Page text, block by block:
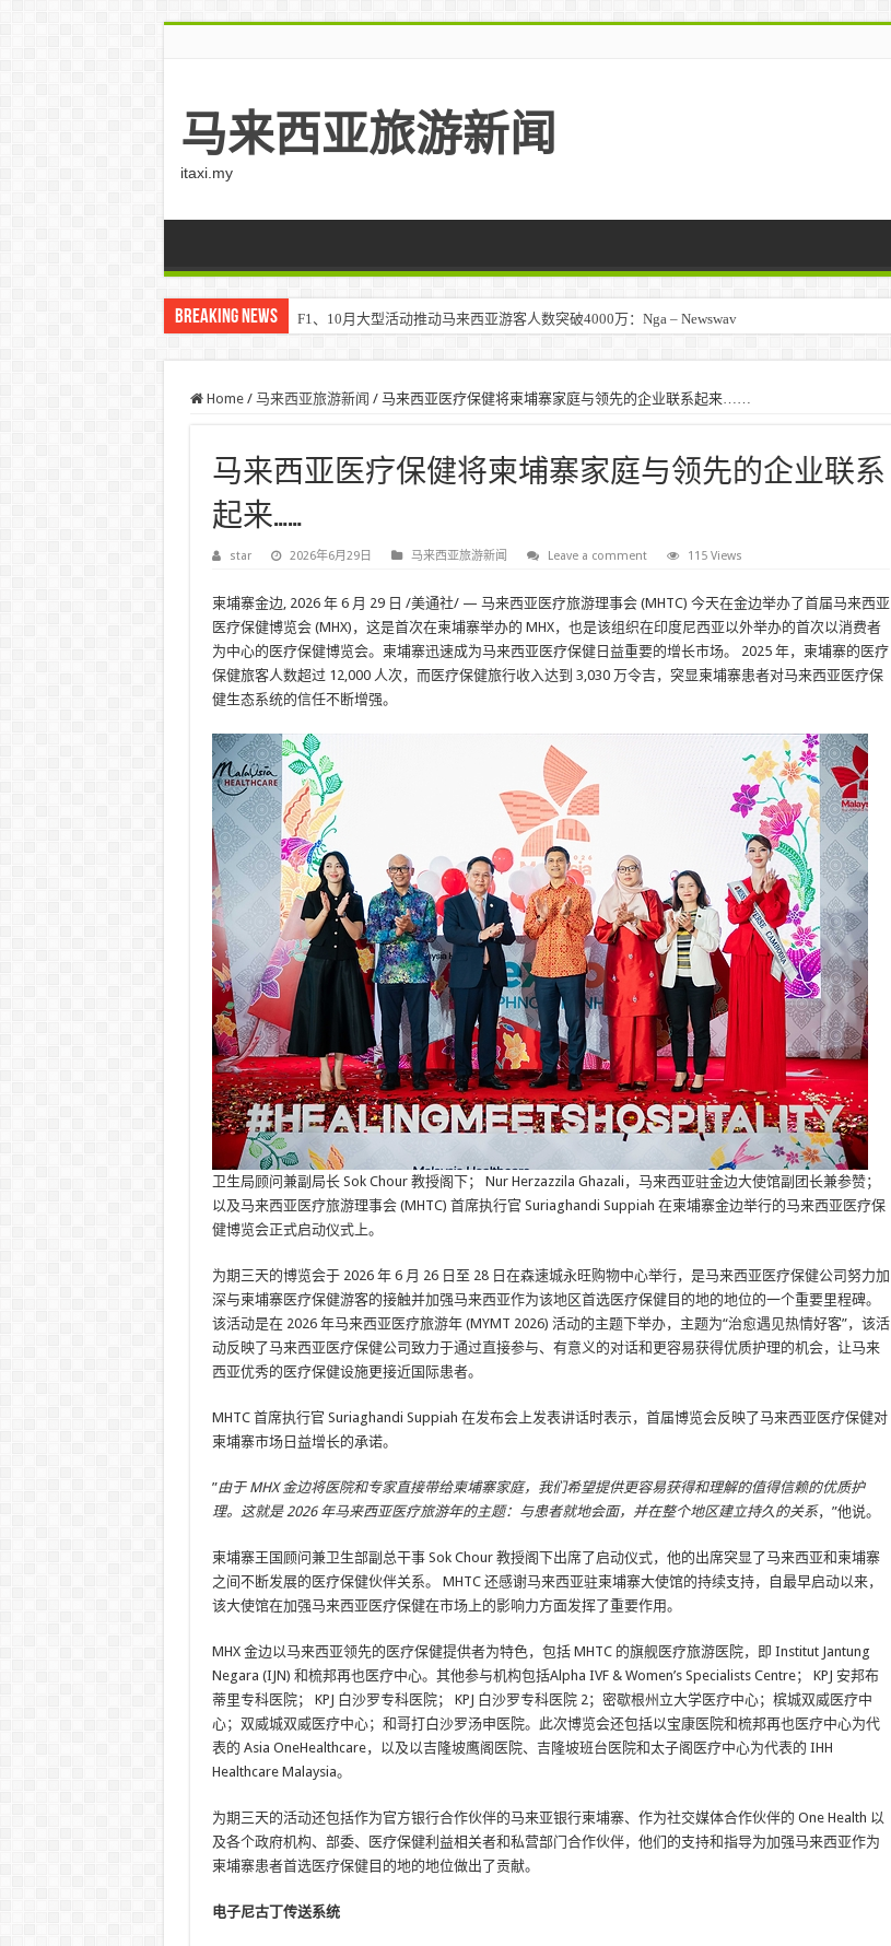
马来西亚旅游新闻
itaxi.my
Breaking News F1、10月大型活动推动马来西亚游客人数突破4000万：Nga – Newswav
Home / 马来西亚旅游新闻 / 马来西亚医疗保健将柬埔寨家庭与领先的企业联系起来……
马来西亚医疗保健将柬埔寨家庭与领先的企业联系
起来……
star 2026年6月29日 马来西亚旅游新闻 Leave a comment 115 Views
柬埔寨金边, 2026 年 6 月 29 日 /美通社/ — 马来西亚医疗旅游理事会 (MHTC) 今天在金边举办了首届马来西亚
医疗保健博览会 (MHX)，这是首次在柬埔寨举办的 MHX，也是该组织在印度尼西亚以外举办的首次以消费者
为中心的医疗保健博览会。柬埔寨迅速成为马来西亚医疗保健日益重要的增长市场。 2025 年，柬埔寨的医疗
保健旅客人数超过 12,000 人次，而医疗保健旅行收入达到 3,030 万令吉，突显柬埔寨患者对马来西亚医疗保
健生态系统的信任不断增强。
卫生局顾问兼副局长 Sok Chour 教授阁下； Nur Herzazzila Ghazali，马来西亚驻金边大使馆副团长兼参赞；
以及马来西亚医疗旅游理事会 (MHTC) 首席执行官 Suriaghandi Suppiah 在柬埔寨金边举行的马来西亚医疗保
健博览会正式启动仪式上。
为期三天的博览会于 2026 年 6 月 26 日至 28 日在森速城永旺购物中心举行，是马来西亚医疗保健公司努力加
深与柬埔寨医疗保健游客的接触并加强马来西亚作为该地区首选医疗保健目的地的地位的一个重要里程碑。
该活动是在 2026 年马来西亚医疗旅游年 (MYMT 2026) 活动的主题下举办，主题为“治愈遇见热情好客”，该活
动反映了马来西亚医疗保健公司致力于通过直接参与、有意义的对话和更容易获得优质护理的机会，让马来
西亚优秀的医疗保健设施更接近国际患者。
MHTC 首席执行官 Suriaghandi Suppiah 在发布会上发表讲话时表示，首届博览会反映了马来西亚医疗保健对
柬埔寨市场日益增长的承诺。
”由于 MHX 金边将医院和专家直接带给柬埔寨家庭，我们希望提供更容易获得和理解的值得信赖的优质护
理。这就是 2026 年马来西亚医疗旅游年的主题：与患者就地会面，并在整个地区建立持久的关系，”他说。
柬埔寨王国顾问兼卫生部副总干事 Sok Chour 教授阁下出席了启动仪式，他的出席突显了马来西亚和柬埔寨
之间不断发展的医疗保健伙伴关系。 MHTC 还感谢马来西亚驻柬埔寨大使馆的持续支持，自最早启动以来，
该大使馆在加强马来西亚医疗保健在市场上的影响力方面发挥了重要作用。
MHX 金边以马来西亚领先的医疗保健提供者为特色，包括 MHTC 的旗舰医疗旅游医院，即 Institut Jantung
Negara (IJN) 和梳邦再也医疗中心。其他参与机构包括Alpha IVF & Women’s Specialists Centre； KPJ 安邦布
蒂里专科​​医院； KPJ 白沙罗专科医院； KPJ 白沙罗专科医院 2；密歇根州立大学医疗中心；槟城双威医疗中
心；双威城双威医疗中心；和哥打白沙罗汤申医院。此次博览会还包括以宝康医院和梳邦再也医疗中心为代
表的 Asia OneHealthcare，以及以吉隆坡鹰阁医院、吉隆坡班台医院和太子阁医疗中心为代表的 IHH
Healthcare Malaysia。
为期三天的活动还包括作为官方银行合作伙伴的马来亚银行柬埔寨、作为社交媒体合作伙伴的 One Health 以
及各个政府机构、部委、医疗保健利益相关者和私营部门合作伙伴，他们的支持和指导为加强马来西亚作为
柬埔寨患者首选医疗保健目的地的地位做出了贡献。
电子尼古丁传送系统